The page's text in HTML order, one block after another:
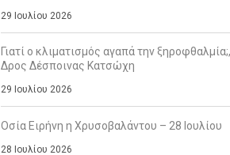
29 Ιουλίου 2026
Γιατί ο κλιματισμός αγαπά την
Δρος Δέσποινας Κατσώχη
29 Ιουλίου 2026
Οσία Ειρήνη η Χρυσοβαλάντου – 28 Ιουλίου
28 Ιουλίου 2026